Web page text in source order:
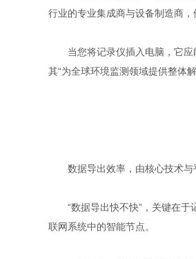
行业的专业集成商与设备制造商
当您将记录仪插入电脑，它应
其“为全球环境监测领域提供整体
数据导出效率，由核心技术与
“数据导出快不快”，关键在于记
联网系统中的智能节点。